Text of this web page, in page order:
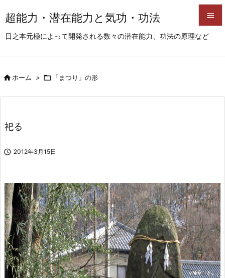
超能力・潜在能力と気功・功法
日之本元極によって開発される数々の潜在能力、功法の原理など


前へ
ホーム >  「まつり」の形
祀る
 2012年3月15日